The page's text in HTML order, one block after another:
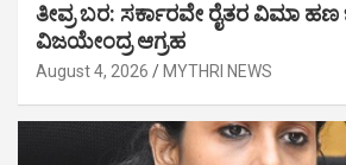
ತೀವ್ರ ಬರ: ಸರ್ಕಾರವೇ ರೈತರ ವಿಮಾ
ವಿಜಯೇಂದ್ರ ಆಗ್ರಹ
August 4, 2026 MYTHRI NEWS